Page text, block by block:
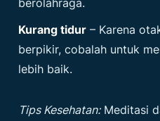
Kurang tidur – Karena
berpikir, cobalah untuk
lebih baik.
Tips Kesehatan:Meditasi